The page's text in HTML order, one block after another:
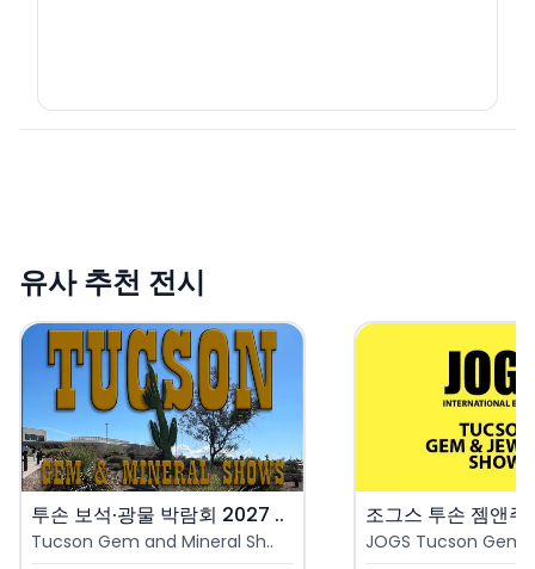
유사 추천 전시
투손 보석·광물 박람회 2027 ..
Tucson Gem and Mineral Sh..
JOGS Tucson Gem